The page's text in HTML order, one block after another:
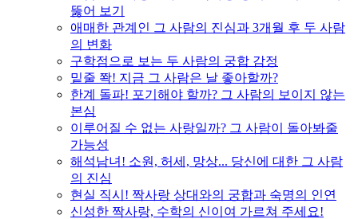
뚫어 보기
애매한 관계인 그 사람의 진심과 3개월 후 두 사람
의 변화
구학점으로 보는 두 사람의 궁합 감정
밑줄 쫙! 지금 그 사람은 날 좋아할까?
한계 돌파! 포기해야 할까? 그 사람의 보이지 않는
본심
이루어질 수 없는 사랑일까? 그 사람이 돌아봐줄
가능성
해석남녀! 소원, 허세, 망상... 당신에 대한 그 사람
의 진심
현실 직시! 짝사랑 상대와의 궁합과 숙명의 인연
신성한 짝사랑, 수학의 신이여 가르쳐 주세요!